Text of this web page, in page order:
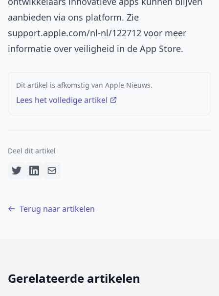
aanbieden via ons platform. Zie
support.apple.com/nl-nl/122712 voor meer
informatie over veiligheid in de App Store.
Dit artikel is afkomstig van Apple Nieuws.
Lees het volledige artikel
Deel dit artikel
Terug naar artikelen
Gerelateerde artikelen